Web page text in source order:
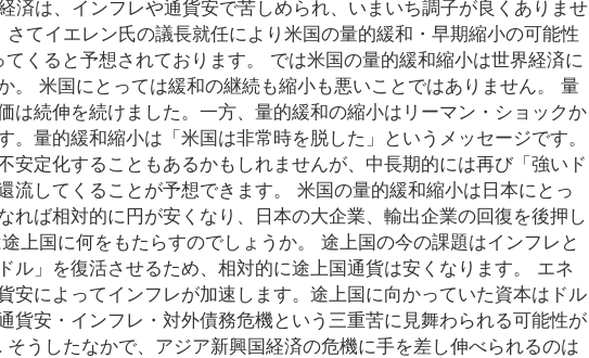
済は、インフレや通貨安で苦しめられ、いまいち調子が良くありませ
てイエレン氏の議長就任により米国の量的緩和・早期縮小の可能性
くると予想されております。 では米国の量的緩和縮小は世界経済に
。 米国にとっては緩和の継続も縮小も悪いことではありません。 量
は続伸を続けました。一方、量的緩和の縮小はリーマン・ショックか
量的緩和縮小は「米国は非常時を脱した」というメッセージです。
安定化することもあるかもしれませんが、中長期的には再び「強いド
流してくることが予想できます。 米国の量的緩和縮小は日本にとっ
れば相対的に円が安くなり、日本の大企業、輸出企業の回復を後押し
上国に何をもたらすのでしょうか。 途上国の今の課題はインフレと
ル」を復活させるため、相対的に途上国通貨は安くなります。 エネ
安によってインフレが加速します。途上国に向かっていた資本はドル
貨安・インフレ・対外債務危機という三重苦に見舞わられる可能性が
うしたなかで、アジア新興国経済の危機に手を差し伸べられるのは